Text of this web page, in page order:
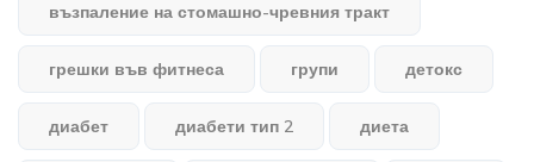
възпаление на стомашно-чревния тракт
грешки във фитнеса групи детокс
диабет диабети тип 2 диета